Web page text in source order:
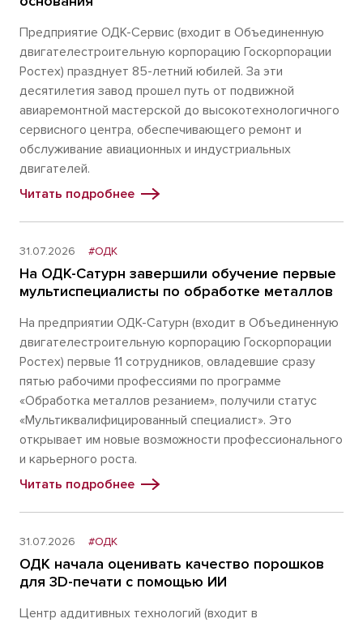
Предприятие ОДК-Сервис (входит в Объединенную
двигателестроительную корпорацию Госкорпорации
Ростех) празднует 85-летний юбилей. За эти
десятилетия завод прошел путь от подвижной
авиаремонтной мастерской до высокотехнологичного
сервисного центра, обеспечивающего ремонт и
обслуживание авиационных и индустриальных
двигателей.
Читать подробнее
31.07.2026 #ОДК
На ОДК-Сатурн завершили обучение первые
мультиспециалисты по обработке металлов
На предприятии ОДК-Сатурн (входит в Объединенную
двигателестроительную корпорацию Госкорпорации
Ростех) первые 11 сотрудников, овладевшие сразу
пятью рабочими профессиями по программе
«Обработка металлов резанием», получили статус
«Мультиквалифицированный специалист». Это
открывает им новые возможности профессионального
и карьерного роста.
Читать подробнее
31.07.2026 #ОДК
ОДК начала оценивать качество порошков
для 3D-печати с помощью ИИ
Центр аддитивных технологий (входит в